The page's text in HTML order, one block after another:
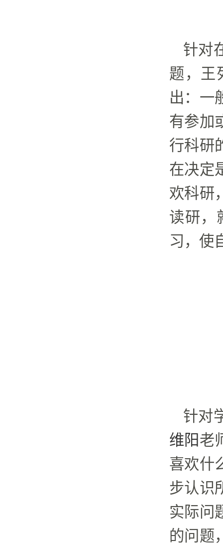
针对
题 ，王
出：一
有参加
行科研
在决定
欢科研
读研，
习，使
针对
维阳老
喜欢什
步认识
实际问
的问题